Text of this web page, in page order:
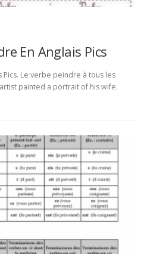
En Anglais Pics
Pics. Le verbe peindre à tous les
painted a portrait of his wife.